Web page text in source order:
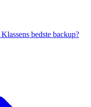
Klassens bedste backup?